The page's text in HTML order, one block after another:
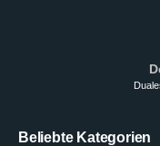
Beliebte Kategorien